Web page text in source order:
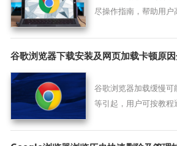
尽操作指南，帮助用户
谷歌浏览器下载安装及网页加载卡顿原
谷歌浏览器加载缓慢
等引起，用户可按教